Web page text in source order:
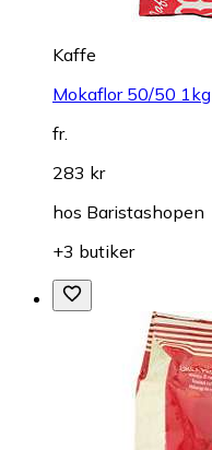
Kaffe
Mokaflor 50/50 1kg
fr.
283 kr
hos Baristashopen
+3 butiker